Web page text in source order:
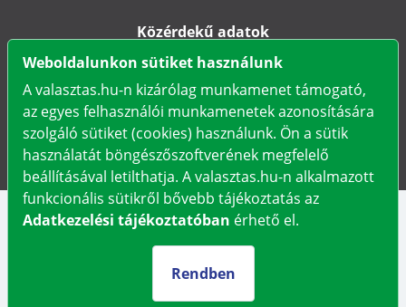
Közérdekű adatok
Karrier
Adatkezelési tájékoztató
Választási Információs Szolgálatok
Weboldalunkon sütiket használunk
A valasztas.hu-n kizárólag munkamenet támogató,
az egyes felhasználói munkamenetek azonosítására
szolgáló sütiket (cookies) használunk. Ön a sütik
használatát böngészőszoftverének megfelelő
beállításával letilthatja. A valasztas.hu-n alkalmazott
funkcionális sütikről bővebb tájékoztatás az
Adatkezelési tájékoztatóban érhető el.
Rendben